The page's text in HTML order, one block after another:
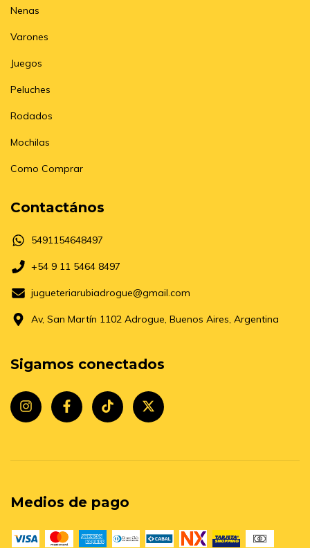
Nenas
Varones
Juegos
Peluches
Rodados
Mochilas
Como Comprar
Contactános
5491154648497
+54 9 11 5464 8497
jugueteriarubiadrogue@gmail.com
Av, San Martín 1102 Adrogue, Buenos Aires, Argentina
Sigamos conectados
Medios de pago